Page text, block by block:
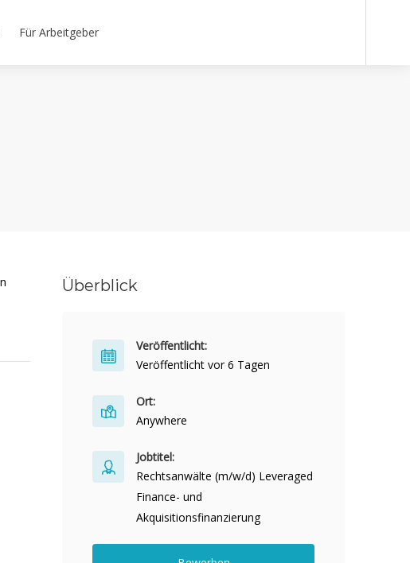
Für Arbeitgeber
Überblick
Veröffentlicht:
Veröffentlicht vor 6 Tagen
Ort:
Anywhere
Jobtitel:
Rechtsanwälte (m/w/d) Leveraged
Finance- und
Akquisitionsfinanzierung